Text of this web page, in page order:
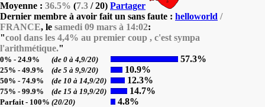
Moyenne : 36.5% (7.3 / 20) Partager
Dernier membre à avoir fait un sans faute : helloworld /
FRANCE, le samedi 09 mars à 14:02:
"cool dans les 4,4% au premier coup , c'est sympa
l'arithmétique."
0% - 24.9% (de 0 à 4,9/20) 57.3%
25% - 49.9% (de 5 à 9,9/20) 10.9%
50% - 74.9% (de 10 à 14,9/20) 12.3%
75% - 99.9% (de 15 à 19,9/20) 14.7%
Parfait - 100% (20/20) 4.8%